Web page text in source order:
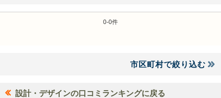
0-0件
市区町村で絞り込む
設計・デザインの口コミランキングに戻る